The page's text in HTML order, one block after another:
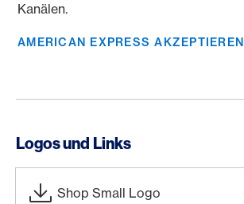
Kanälen.
AMERICAN EXPRESS AKZEPTIEREN
Logos und Links
Shop Small Logo